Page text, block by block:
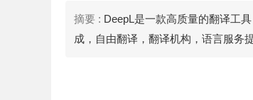
摘要 : DeepL是一款高质量的翻译工
成，自由翻译，翻译机构，语言服务